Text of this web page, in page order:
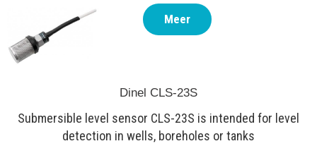
Dinel CLS-23S
Submersible level sensor CLS-23S is intended for level
detection in wells, boreholes or tanks
Meer